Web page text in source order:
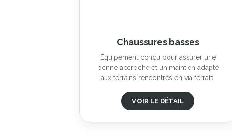
Chaussures basses
Équipement conçu pour assurer une
bonne accroche et un maintien adapté
aux terrains rencontrés en via ferrata.
VOIR LE DÉTAIL